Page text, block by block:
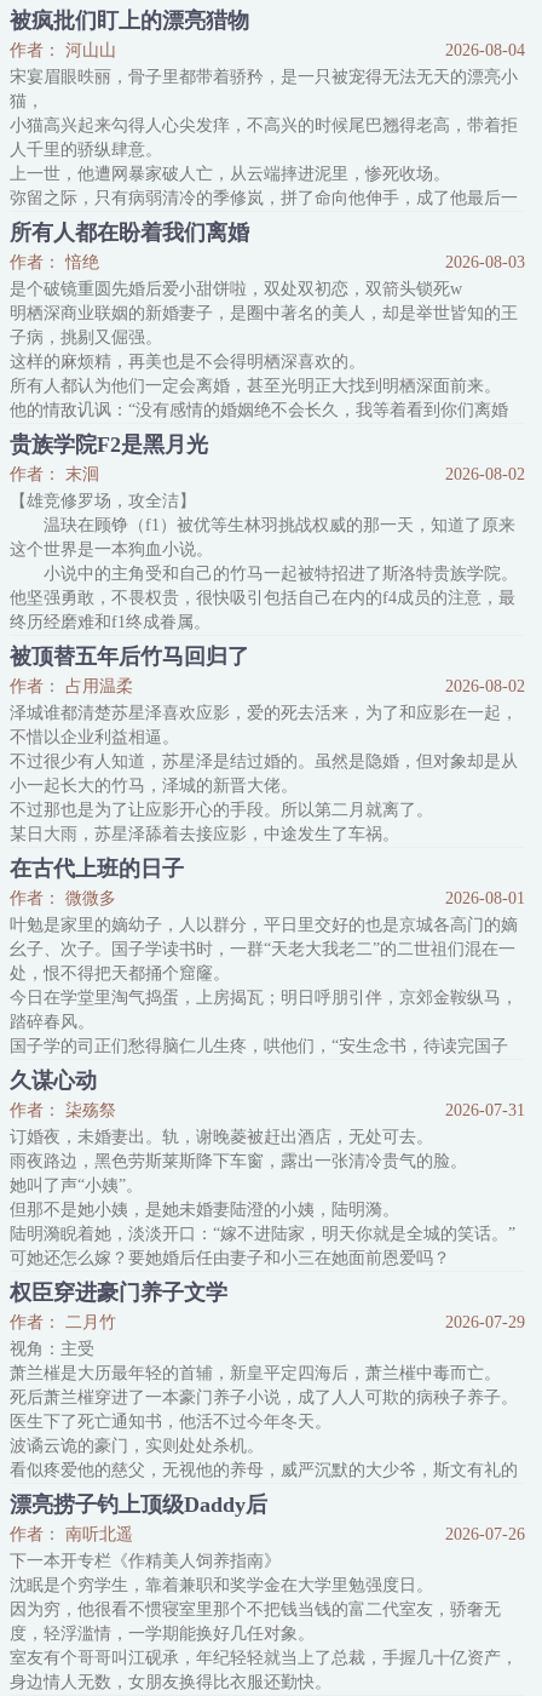
直到一份天价债务，将他送到了那个权势滔天的男人面前。
周阎浮，欧洲上流社会最没人敢惹的存在，冷漠，强势，人人巴结，
传说无数。
裴母：“你只要哄他一句，就能救整个家族。”
裴枝和准备尽孝。
来到周阎浮身边第一天，裴枝和软话+100，刻薄+1，
来到周阎浮身边
被疯批们盯上的漂亮猎物
作者： 河山山
2026-08-04
宋宴眉眼昳丽，骨子里都带着骄矜，是一只被宠得无法无天的漂亮小
猫，
小猫高兴起来勾得人心尖发痒，不高兴的时候尾巴翘得老高，带着拒
人千里的骄纵肆意。
上一世，他遭网暴家破人亡，从云端摔进泥里，惨死收场。
弥留之际，只有病弱清冷的季修岚，拼了命向他伸手，成了他最后一
束光。
重生后他知道，季修岚会被一群疯批盯上，万劫不复。
于是危险降临，他毅然挡在季修岚面前，
不曾想——
那群疯批的目光，在看到宋宴的第一眼时，就全都黏在了这骄纵惹眼
的小少爷身上，眼神滚烫且疯狂。
他们想把这只无法无天的漂亮小猫占为
所有人都在盼着我们离婚
作者： 愔绝
2026-08-03
是个破镜重圆先婚后爱小甜饼啦，双处双初恋，双箭头锁死w
明栖深商业联姻的新婚妻子，是圈中著名的美人，却是举世皆知的王
子病，挑剔又倔强。
这样的麻烦精，再美也是不会得明栖深喜欢的。
所有人都认为他们一定会离婚，甚至光明正大找到明栖深面前来。
他的情敌讥讽：“没有感情的婚姻绝不会长久，我等着看到你们离婚
的新闻。”
商业对手公然挑衅：“明总，令夫人真是我见过最美的人——你们什
么时候离婚？”
朋友也在催：“深哥，什么时候离婚啊？你结婚后天天按时往家赶，
哥们八百年没跟你喝过一次酒了。”
明栖深气得要死
贵族学院F2是黑月光
作者： 末洄
2026-08-02
【雄竞修罗场，攻全洁】
温玦在顾铮（f1）被优等生林羽挑战权威的那一天，知道了原来
这个世界是一本狗血小说。
小说中的主角受和自己的竹马一起被特招进了斯洛特贵族学院。
他坚强勇敢，不畏权贵，很快吸引包括自己在内的f4成员的注意，最
终历经磨难和f1终成眷属。
而温玦是小说f4中的f2，是小说里的温柔男配，是主角受白月
光。
真是无聊啊。
温玦无意陷入纷争，干脆给自己找一些别的乐子，主角受的竹马
沈叙白。
他看到了他第一眼，就知道他和自己是同类人的外表下隐藏着不
为人知的阴影。
被顶替五年后竹马回归了
作者： 占用温柔
2026-08-02
泽城谁都清楚苏星泽喜欢应影，爱的死去活来，为了和应影在一起，
不惜以企业利益相逼。
不过很少有人知道，苏星泽是结过婚的。虽然是隐婚，但对象却是从
小一起长大的竹马，泽城的新晋大佬。
不过那也是为了让应影开心的手段。所以第二月就离了。
某日大雨，苏星泽舔着去接应影，中途发生了车祸。
醒来后，他看向床边坐着的俊美男人，喊了声:“小路，我难受。”
陆行文瞬间一僵，震惊之中点了点头:“别怕，我在呢。”
苏星泽失忆了。他只有十七岁之前的记忆，十七岁到二十二岁的记忆
彻底空白了。
但他隐约想起了一些片段。他好
在古代上班的日子
作者： 微微多
2026-08-01
叶勉是家里的嫡幼子，人以群分，平日里交好的也是京城各高门的嫡
幺子、次子。国子学读书时，一群“天老大我老二”的二世祖们混在一
处，恨不得把天都捅个窟窿。
今日在学堂里淘气捣蛋，上房揭瓦；明日呼朋引伴，京郊金鞍纵马，
踏碎春风。
国子学的司正们愁得脑仁儿生疼，哄他们，“安生念书，待读完国子
学，荫生入仕，从此无拘无束，朝堂之上自有另一番快活，任你们自
在！”
一起子官N代们听了这话更来劲了，他们自小就羡慕家里父兄不必坐
馆背书，晨起衙门点个卯，晚间酒楼赴个宴，何其逍遥恣意！
几人在学舍廊下罚着跪，七嘴八舌吵吵闹
久谋心动
作者： 柒殇祭
2026-07-31
订婚夜，未婚妻出。轨，谢晚菱被赶出酒店，无处可去。
雨夜路边，黑色劳斯莱斯降下车窗，露出一张清冷贵气的脸。
她叫了声“小姨”。
但那不是她小姨，是她未婚妻陆澄的小姨，陆明漪。
陆明漪睨着她，淡淡开口：“嫁不进陆家，明天你就是全城的笑话。”
可她还怎么嫁？要她婚后任由妻子和小三在她面前恩爱吗？
她通红着眼，车里的女人走下来，冰冷指尖抚过她眼尾。
“陆家未婚的人不止陆澄。”
“还有你面前这个。”
*
陆明漪在港城翻手云雨，积威深重，就算谢晚菱对她有过救命之恩，
也不敢造次。
她只当和陆明漪
权臣穿进豪门养子文学
作者： 二月竹
2026-07-29
视角：主受
萧兰槯是大历最年轻的首辅，新皇平定四海后，萧兰槯中毒而亡。
死后萧兰槯穿进了一本豪门养子小说，成了人人可欺的病秧子养子。
医生下了死亡通知书，他活不过今年冬天。
波谲云诡的豪门，实则处处杀机。
看似疼爱他的慈父，无视他的养母，威严沉默的大少爷，斯文有礼的
二少爷，阳光无邪四少爷。
通通想要置他于死地。
因为他不是文名中的“养子”，他是真少爷，二少爷才是真主角“养
子”。
而另一位主角，也是学校里为了激发假少爷嫉妒心而假装靠近萧兰槯
的唯一“好友”。
……
后来，萧兰槯又遇到了一个
漂亮捞子钓上顶级Daddy后
作者： 南听北遥
2026-07-26
下一本开专栏《作精美人饲养指南》
沈眠是个穷学生，靠着兼职和奖学金在大学里勉强度日。
因为穷，他很看不惯寝室里那个不把钱当钱的富二代室友，骄奢无
度，轻浮滥情，一学期能换好几任对象。
室友有个哥哥叫江砚承，年纪轻轻就当上了总裁，手握几十亿资产，
身边情人无数，女朋友换得比衣服还勤快。